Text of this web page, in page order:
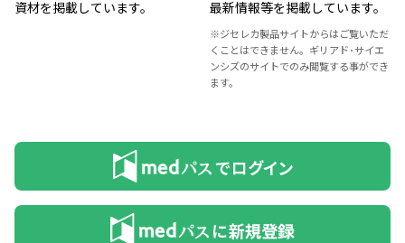
資材を掲載しています。
最新情報等を掲載しています。
※ジセレカ製品サイトからはご覧いただ
くことはできません。ギリアド･サイエ
ンシズのサイトでのみ閲覧する事ができ
ます。